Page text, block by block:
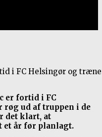
i FC Helsingør og
er fortid i FC
røg ud af truppen i de
det klart, at
et år før planlagt.